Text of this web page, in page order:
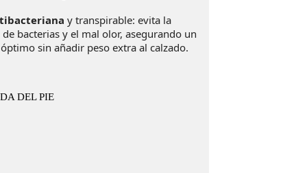
y transpirable: evita la
bacterias y el mal olor, asegurando un
sin añadir peso extra al calzado.
DEL PIE